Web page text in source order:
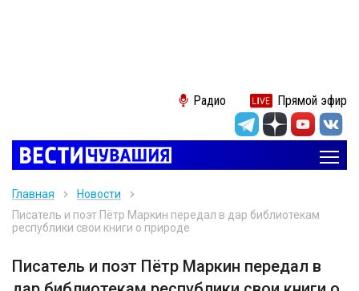
Радио Прямой эфир
Главная
Новости
Писатель и поэт Пётр Маркин передал в дар библиотекам
республики свои книги о природе
Писатель и поэт Пётр Маркин передал в